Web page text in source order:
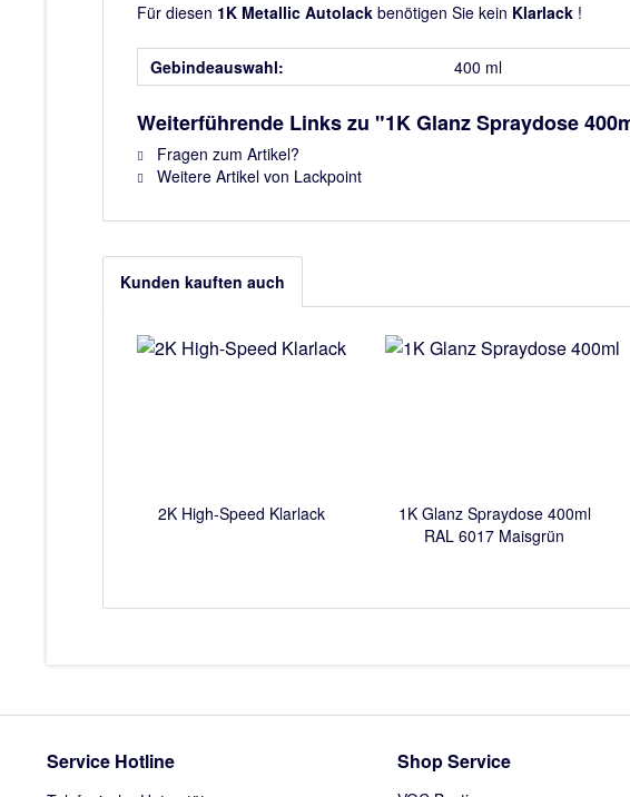
Für diesen 1K Metallic Autolack benötigen Sie kein Klarlack !
Gebindeauswahl: 400 ml
Weiterführende Links zu "1K Glanz Spraydose
Fragen zum Artikel?
Weitere Artikel von Lackpoint
Kunden kauften auch
2K High-Speed Klarlack
1K Glanz Spraydose 400ml
RAL 6017 Maisgrün
Service Hotline Shop Service